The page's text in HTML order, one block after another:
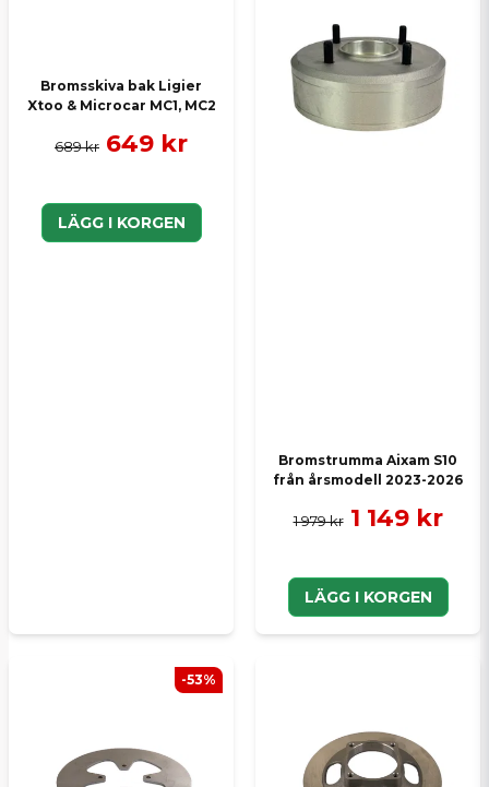
Bromsskiva bak Ligier
Xtoo & Microcar MC1, MC2
689 kr 649 kr
LÄGG I KORGEN
Bromstrumma Aixam S10
från årsmodell 2023-2026
1 979 kr 1 149 kr
LÄGG I KORGEN
-53%